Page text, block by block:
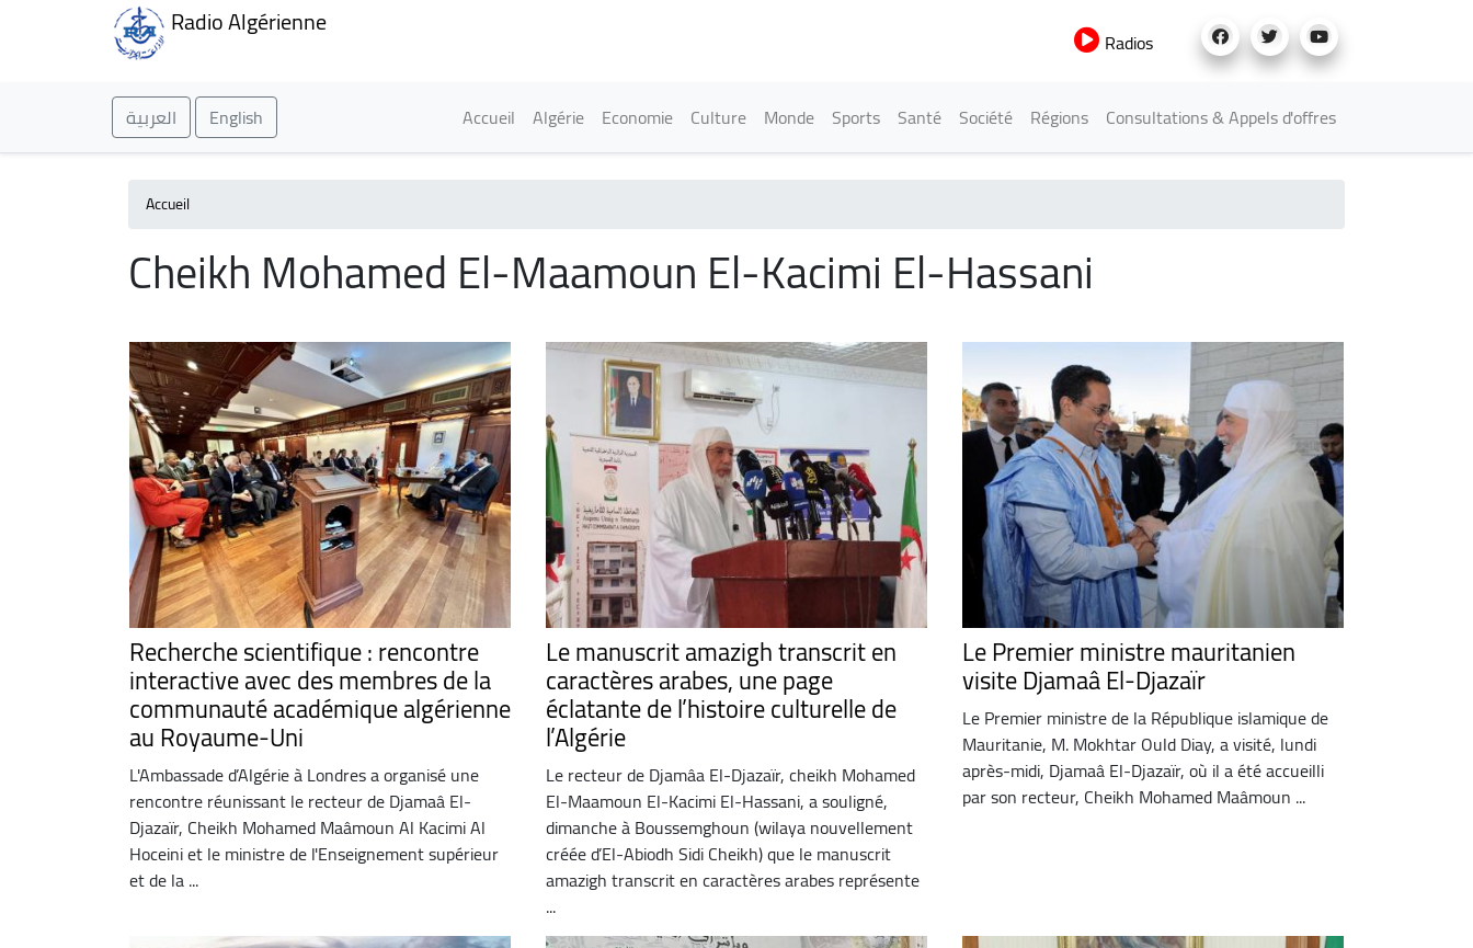
Radio Algérienne
Radios
العربية English Main navigation
Accueil Algérie Economie Culture Monde Sports Santé Société Régions Consultations & Appels d'offres
Accueil
Cheikh Mohamed El-Maamoun El-Kacimi El-Hassani
Recherche scientifique : rencontre
interactive avec des membres de la
communauté académique algérienne
au Royaume-Uni
L'Ambassade d’Algérie à Londres a organisé une
rencontre réunissant le recteur de Djamaâ El-
Djazaïr, Cheikh Mohamed Maâmoun Al Kacimi Al
Hoceini et le ministre de l'Enseignement supérieur
et de la ...
Le manuscrit amazigh transcrit en
caractères arabes, une page
éclatante de l’histoire culturelle de
l’Algérie
Le recteur de Djamâa El-Djazaïr, cheikh Mohamed
El-Maamoun El-Kacimi El-Hassani, a souligné,
dimanche à Boussemghoun (wilaya nouvellement
créée d’El-Abiodh Sidi Cheikh) que le manuscrit
amazigh transcrit en caractères arabes représente
...
Le Premier ministre mauritanien
visite Djamaâ El-Djazaïr
Le Premier ministre de la République islamique de
Mauritanie, M. Mokhtar Ould Diay, a visité, lundi
après-midi, Djamaâ El-Djazaïr, où il a été accueilli
par son recteur, Cheikh Mohamed Maâmoun ...